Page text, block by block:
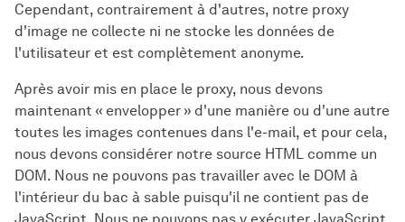
Cependant, contrairement à d'autres, notre proxy
d'image ne collecte ni ne stocke les données de
l'utilisateur et est complètement anonyme.
Après avoir mis en place le proxy, nous devons
maintenant « envelopper » d'une manière ou d'une autre
toutes les images contenues dans l'e-mail, et pour cela,
nous devons considérer notre source HTML comme un
DOM. Nous ne pouvons pas travailler avec le DOM à
l'intérieur du bac à sable puisqu'il ne contient pas de